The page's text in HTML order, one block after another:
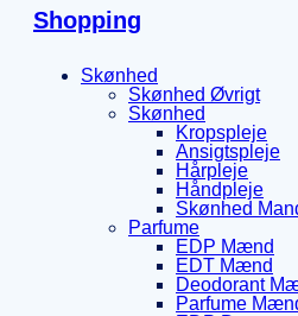
Shopping
Skønhed
Skønhed Øvrigt
Skønhed
Kropspleje
Ansigtspleje
Hårpleje
Håndpleje
Skønhed
Parfume
EDP Mænd
EDT Mænd
Deodorant
Parfume